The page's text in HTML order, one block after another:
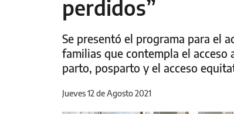
perdidos”
Se presentó el programa para el
familias que contempla el acceso
parto, posparto y el acceso
Jueves 12 de Agosto 2021